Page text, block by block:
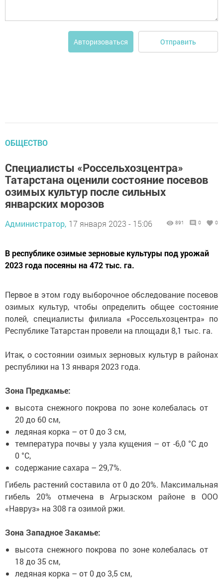
Авторизоваться Отправить
ОБЩЕСТВО
Специалисты «Россельхозцентра»
Татарстана оценили состояние посевов
озимых культур после сильных
январских морозов
Администратор, 17 января 2023 - 15:06 891 0 0
В республике озимые зерновые культуры под урожай
2023 года посеяны на 472 тыс. га.
Первое в этом году выборочное обследование посевов
озимых культур, чтобы определить общее состояние
полей, специалисты филиала «Россельхозцентра» по
Республике Татарстан провели на площади 8,1 тыс. га.
Итак, о состоянии озимых зерновых культур в районах
республики на 13 января 2023 года.
Зона Предкамье:
высота снежного покрова по зоне колебалась от
20 до 60 см,
ледяная корка – от 0 до 3 см,
температура почвы у узла кущения – от -6,0 °С до
0 °С,
содержание сахара – 29,7%.
Гибель растений составила от 0 до 20%. Максимальная
гибель 20% отмечена в Агрызском районе в ООО
«Навруз» на 308 га озимой ржи.
Зона Западное Закамье:
высота снежного покрова по зоне колебалась от
18 до 35 см,
ледяная корка – от 0 до 3,5 см,